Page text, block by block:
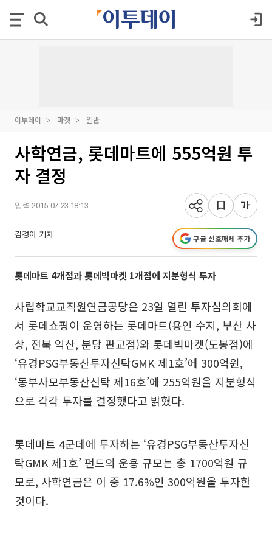
이투데이 마켓 일반
사학연금, 롯데마트에 555억원 투
자 결정
입력 2015-07-23 18:13
김경아 기자 구글 선호매체 추가
롯데마트 4개점과 롯데빅마켓 1개점에 지분형식 투자
사립학교교직원연금공당은 23일 열린 투자심의회에
서 롯데쇼핑이 운영하는 롯데마트(용인 수지, 부산 사
상, 전북 익산, 분당 판교점)와 롯데빅마켓(도봉점)에
‘유경PSG부동산투자신탁GMK 제1호’에 300억원,
‘동부사모부동산신탁 제16호’에 255억원을 지분형식
으로 각각 투자를 결정했다고 밝혔다.
롯데마트 4군데에 투자하는 ‘유경PSG부동산투자신
탁GMK 제1호’ 펀드의 운용 규모는 총 1700억원 규
모로, 사학연금은 이 중 17.6%인 300억원을 투자한
것이다.